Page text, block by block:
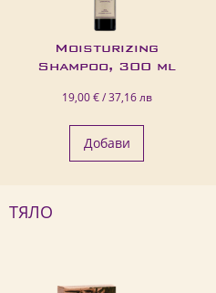
Moisturizing
Shampoo, 300 ml
19,00 € / 37,16 лв
Добави
ТЯЛО